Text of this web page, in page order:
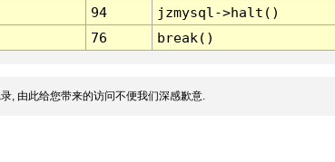
94
jzmysql->halt()
76 break()
, 由此给您带来的访问不便我们深感歉意.